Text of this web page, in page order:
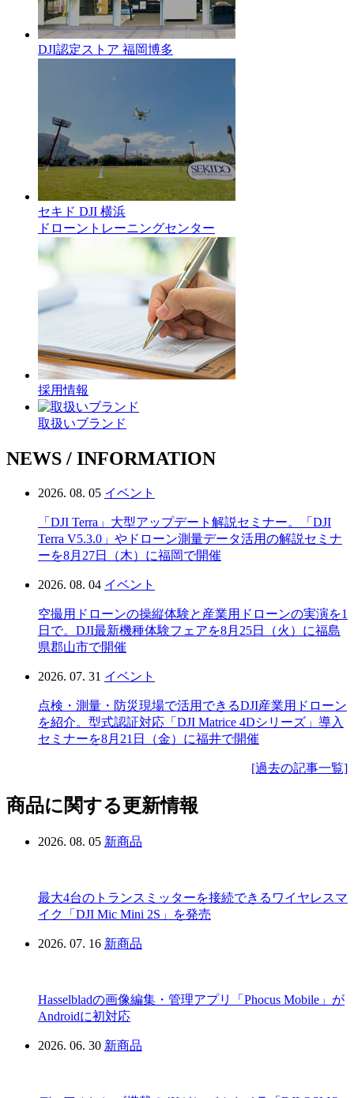
DJI認定ストア 福岡博多
セキド DJI 横浜
ドローントレーニングセンター
採用情報
取扱いブランド
NEWS / INFORMATION
2026. 08. 05 イベント
「DJI Terra」大型アップデート解説セミナー。「DJI
Terra V5.3.0」やドローン測量データ活用の解説セミナ
ーを8月27日（木）に福岡で開催
2026. 08. 04 イベント
空撮用ドローンの操縦体験と産業用ドローンの実演を1
日で。DJI最新機種体験フェアを8月25日（火）に福島
県郡山市で開催
2026. 07. 31 イベント
点検・測量・防災現場で活用できるDJI産業用ドローン
を紹介。型式認証対応「DJI Matrice 4Dシリーズ」導入
セミナーを8月21日（金）に福井で開催
[過去の記事一覧]
商品に関する更新情報
2026. 08. 05 新商品
最大4台のトランスミッターを接続できるワイヤレスマ
イク「DJI Mic Mini 2S」を発売
2026. 07. 16 新商品
Hasselbladの画像編集・管理アプリ「Phocus Mobile」が
Androidに初対応
2026. 06. 30 新商品